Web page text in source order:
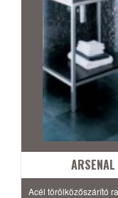
Acél törölközőszárító